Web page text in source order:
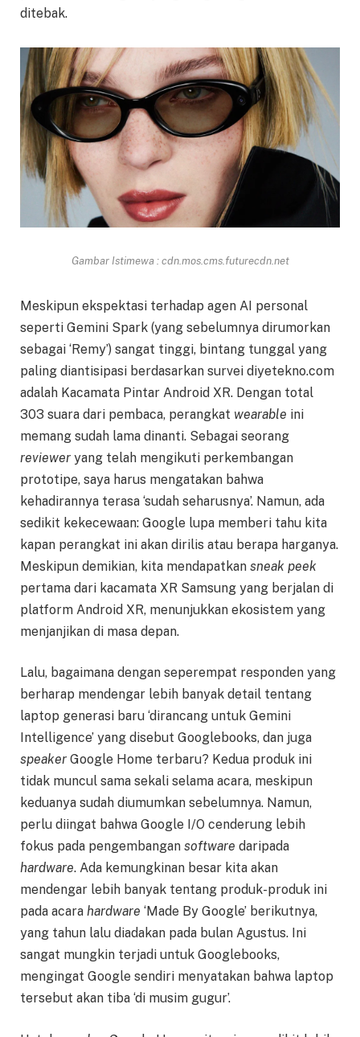
ditebak.
Gambar Istimewa : cdn.mos.cms.futurecdn.net
Meskipun ekspektasi terhadap agen AI personal
seperti Gemini Spark (yang sebelumnya dirumorkan
sebagai ‘Remy’) sangat tinggi, bintang tunggal yang
paling diantisipasi berdasarkan survei diyetekno.com
adalah Kacamata Pintar Android XR. Dengan total
303 suara dari pembaca, perangkat wearable ini
memang sudah lama dinanti. Sebagai seorang
reviewer yang telah mengikuti perkembangan
prototipe, saya harus mengatakan bahwa
kehadirannya terasa ‘sudah seharusnya’. Namun, ada
sedikit kekecewaan: Google lupa memberi tahu kita
kapan perangkat ini akan dirilis atau berapa harganya.
Meskipun demikian, kita mendapatkan sneak peek
pertama dari kacamata XR Samsung yang berjalan di
platform Android XR, menunjukkan ekosistem yang
menjanjikan di masa depan.
Lalu, bagaimana dengan seperempat responden yang
berharap mendengar lebih banyak detail tentang
laptop generasi baru ‘dirancang untuk Gemini
Intelligence’ yang disebut Googlebooks, dan juga
speaker Google Home terbaru? Kedua produk ini
tidak muncul sama sekali selama acara, meskipun
keduanya sudah diumumkan sebelumnya. Namun,
perlu diingat bahwa Google I/O cenderung lebih
fokus pada pengembangan software daripada
hardware. Ada kemungkinan besar kita akan
mendengar lebih banyak tentang produk-produk ini
pada acara hardware ‘Made By Google’ berikutnya,
yang tahun lalu diadakan pada bulan Agustus. Ini
sangat mungkin terjadi untuk Googlebooks,
mengingat Google sendiri menyatakan bahwa laptop
tersebut akan tiba ‘di musim gugur’.